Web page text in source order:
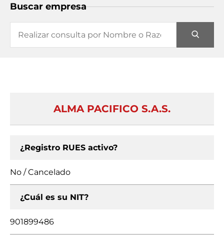
Buscar empresa
ALMA PACIFICO S.A.S.
¿Registro RUES activo?
No / Cancelado
¿Cuál es su NIT?
901899486